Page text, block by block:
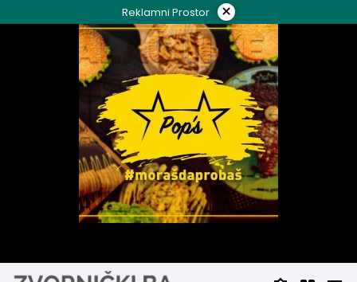
to
Reklamni Prostor ×